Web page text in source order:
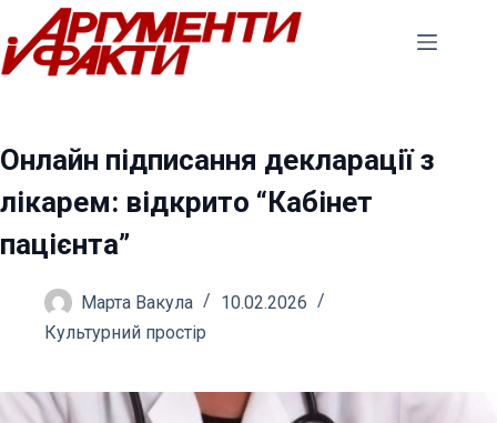
Перейти
до
вмісту
Онлайн підписання декларації з
лікарем: відкрито “Кабінет
пацієнта”
Марта Вакула
10.02.2026
Культурний простір